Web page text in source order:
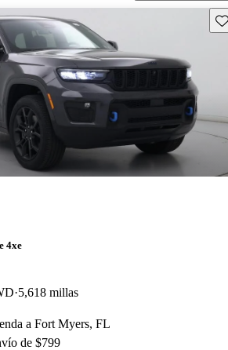
4xe
5,618 millas
a Fort Myers, FL
de $799